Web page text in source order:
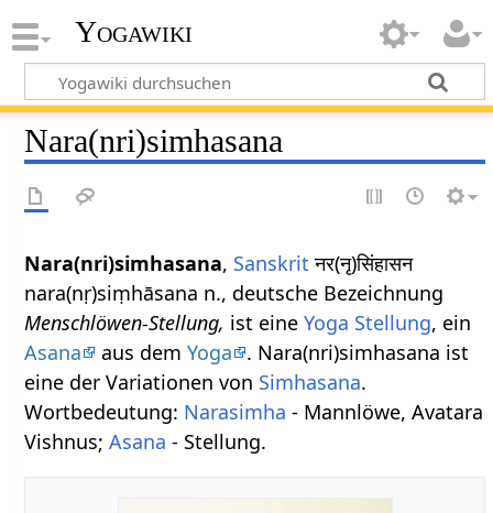
Yogawiki
Nara(nri)simhasana
Nara(nri)simhasana, Sanskrit नर(नृ)सिंहासन
nara(nṛ)siṃhāsana n., deutsche Bezeichnung
Menschlöwen-Stellung, ist eineYoga Stellung, ein
Asana
aus demYoga
. Nara(nri)simhasana ist
eine der Variationen von Simhasana.
Wortbedeutung: Narasimha - Mannlöwe, Avatara
Vishnus;Asana - Stellung.